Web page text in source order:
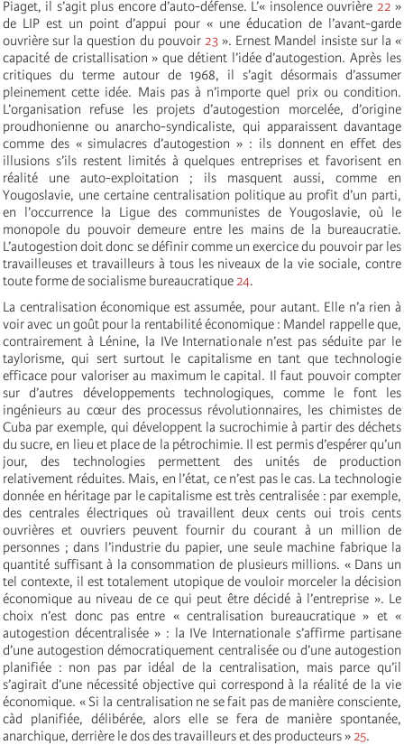
Piaget, il s’agit plus encore d’auto-défense. L’« insolence ouvrière 22 »
de LIP est un point d’appui pour « une éducation de l’avant-garde
ouvrière sur la question du pouvoir 23». Ernest Mandel insiste sur la «
capacité de cristallisation » que détient l’idée d’autogestion. Après les
critiques du terme autour de 1968, il s’agit désormais d’assumer
pleinement cette idée. Mais pas à n’importe quel prix ou condition.
L’organisation refuse les projets d’autogestion morcelée, d’origine
proudhonienne ou anarcho-syndicaliste, qui apparaissent davantage
comme des « simulacres d’autogestion » : ils donnent en effet des
illusions s’ils restent limités à quelques entreprises et favorisent en
réalité une auto-exploitation ; ils masquent aussi, comme en
Yougoslavie, une certaine centralisation politique au profit d’un parti,
en l’occurrence la Ligue des communistes de Yougoslavie, où le
monopole du pouvoir demeure entre les mains de la bureaucratie.
L’autogestion doit donc se définir comme un exercice du pouvoir par les
travailleuses et travailleurs à tous les niveaux de la vie sociale, contre
toute forme de socialisme bureaucratique24.
La centralisation économique est assumée, pour autant. Elle n’a rien à
voir avec un goût pour la rentabilité économique : Mandel rappelle que,
contrairement à Lénine, la IVe Internationale n’est pas séduite par le
taylorisme, qui sert surtout le capitalisme en tant que technologie
efficace pour valoriser au maximum le capital. Il faut pouvoir compter
sur d’autres développements technologiques, comme le font les
ingénieurs au cœur des processus révolutionnaires, les chimistes de
Cuba par exemple, qui développent la sucrochimie à partir des déchets
du sucre, en lieu et place de la pétrochimie. Il est permis d’espérer qu’un
jour, des technologies permettent des unités de production
relativement réduites. Mais, en l’état, ce n’est pas le cas. La technologie
donnée en héritage par le capitalisme est très centralisée : par exemple,
des centrales électriques où travaillent deux cents oui trois cents
ouvrières et ouvriers peuvent fournir du courant à un million de
personnes ; dans l’industrie du papier, une seule machine fabrique la
quantité suffisant à la consommation de plusieurs millions. « Dans un
tel contexte, il est totalement utopique de vouloir morceler la décision
économique au niveau de ce qui peut être décidé à l’entreprise ». Le
choix n’est donc pas entre « centralisation bureaucratique » et «
autogestion décentralisée » : la IVe Internationale s’affirme partisane
d’une autogestion démocratiquement centralisée ou d’une autogestion
planifiée : non pas par idéal de la centralisation, mais parce qu’il
s’agirait d’une nécessité objective qui correspond à la réalité de la vie
économique. « Si la centralisation ne se fait pas de manière consciente,
càd planifiée, délibérée, alors elle se fera de manière spontanée,
anarchique, derrière le dos des travailleurs et des producteurs »25.